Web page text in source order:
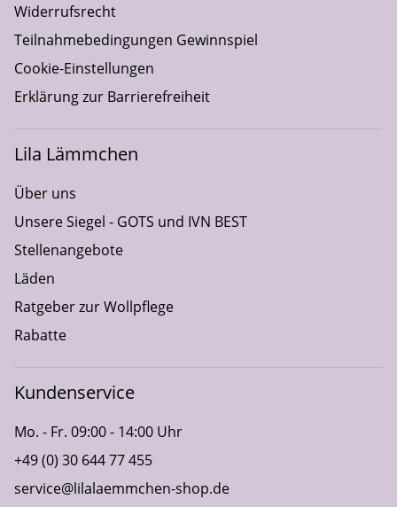
Widerrufsrecht
Teilnahmebedingungen Gewinnspiel
Cookie-Einstellungen
Erklärung zur Barrierefreiheit
Lila Lämmchen
Über uns
Unsere Siegel - GOTS und IVN BEST
Stellenangebote
Läden
Ratgeber zur Wollpflege
Rabatte
Kundenservice
Mo. - Fr. 09:00 - 14:00 Uhr
+49 (0) 30 644 77 455
service@lilalaemmchen-shop.de